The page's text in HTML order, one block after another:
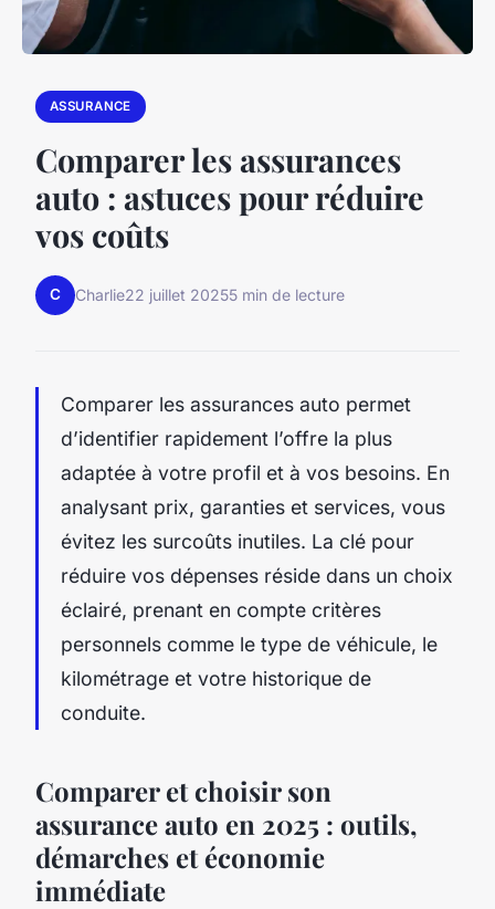
ASSURANCE
Comparer les assurances
auto : astuces pour réduire
vos coûts
C Charlie22 juillet 20255 min de lecture
Comparer les assurances auto permet
d’identifier rapidement l’offre la plus
adaptée à votre profil et à vos besoins. En
analysant prix, garanties et services, vous
évitez les surcoûts inutiles. La clé pour
réduire vos dépenses réside dans un choix
éclairé, prenant en compte critères
personnels comme le type de véhicule, le
kilométrage et votre historique de
conduite.
Comparer et choisir son
assurance auto en 2025 : outils,
démarches et économie
immédiate